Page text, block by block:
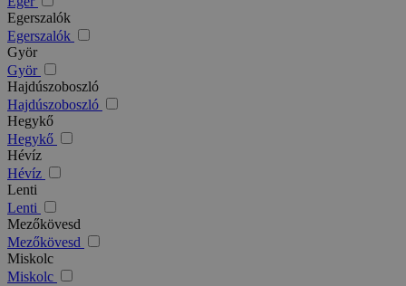
Egerszalók
Egerszalók
Györ
Györ
Hajdúszoboszló
Hajdúszoboszló
Hegykő
Hegykő
Hévíz
Hévíz
Lenti
Lenti
Mezőkövesd
Mezőkövesd
Miskolc
Miskolc